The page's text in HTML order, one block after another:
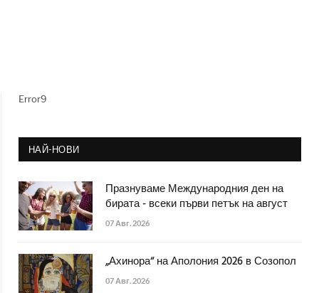
Error9
НАЙ-НОВИ
Празнуваме Международния ден на
бирата - всеки първи петък на август
07 Авг. 2026
„Ахинора“ на Аполония 2026 в Созопол
07 Авг. 2026